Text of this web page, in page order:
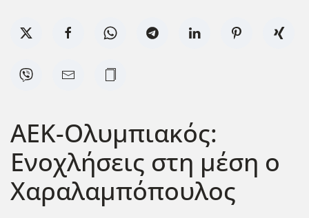
ΑΕΚ-Ολυμπιακός:
Ενοχλήσεις στη μέση ο
Χαραλαμπόπουλος